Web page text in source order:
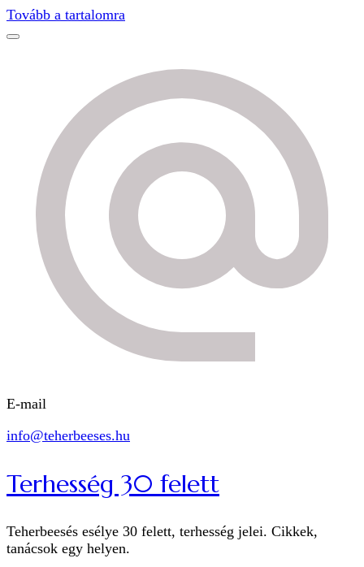
Tovább a tartalomra
E-mail
info@teherbeeses.hu
Terhesség 30 felett
Teherbeesés esélye 30 felett, terhesség jelei. Cikkek,
tanácsok egy helyen.